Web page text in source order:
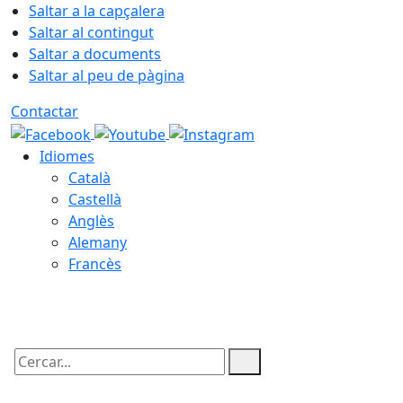
Saltar a la capçalera
Saltar al contingut
Saltar a documents
Saltar al peu de pàgina
Contactar
Idiomes
Català
Castellà
Anglès
Alemany
Francès
Cercar: